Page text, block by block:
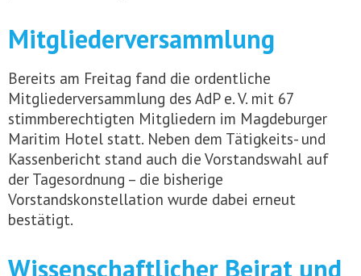
Mitgliederversammlung
Bereits am Freitag fand die ordentliche
Mitgliederversammlung des AdP e. V. mit 67
stimmberechtigten Mitgliedern im Magdeburger
Maritim Hotel statt. Neben dem Tätigkeits- und
Kassenbericht stand auch die Vorstandswahl auf
der Tagesordnung – die bisherige
Vorstandskonstellation wurde dabei erneut
bestätigt.
Wissenschaftlicher Beirat und